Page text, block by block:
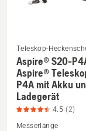
Mehr
Details
zu
Aspire®
S20-
Teleskop-
Aspire® S20-
Aspire®
P4A mit Akku
Ladegerät
4.5 (2)
Messerlänge